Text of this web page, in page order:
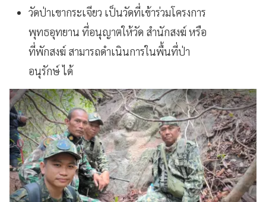
วัดป่าเขากระเจียว เป็นวัดที่เข้าร่วมโครงการ
พุทธอุทยาน ที่อนุญาตให้วัด สำนักสงฆ์ หรือ
ที่พักสงฆ์ สามารถดำเนินการในพื้นที่ป่า
อนุรักษ์ ได้